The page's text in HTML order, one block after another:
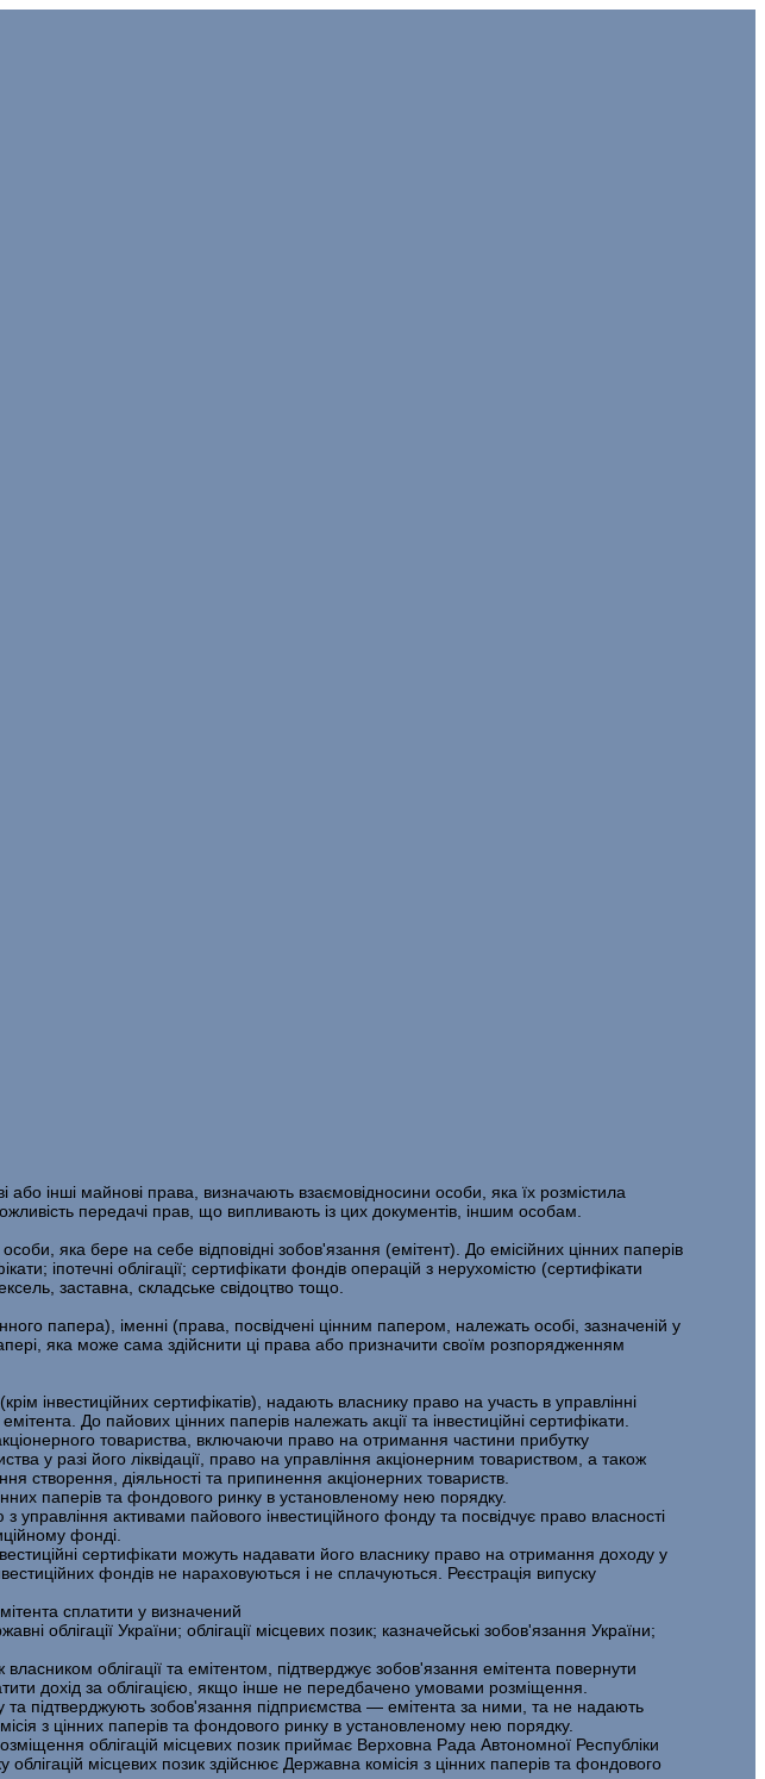
інші майнові права, визна­чають взаємовідносини особи, яка їх розмістила
передачі прав, що випливають із цих докумен­тів, іншим особам.
яка бере на себе відпо­відні зобов'язання (емітент). До емісійних цінних паперів
іпотечні облігації; сертифікати фондів операцій з нерухомістю (сертифікати
заставна, складське свідоцтво тощо.
папера), іменні (права, по­свідчені цінним папером, належать особі, зазначеній у
яка може сама здійснити ці права або призна­чити своїм розпорядженням
інвестиційних сертифі­катів), надають власнику право на участь в управлінні
До пайових цінних паперів належать акції та інвестиційні сертифікати.
товариства, вклю­чаючи право на отримання частини прибутку
у разі його ліквідації, право на управління акціонерним товариством, а також
створен­ня, діяльності та припинення акціонерних товариств.
паперів та фондового ринку в установленому нею порядку.
активами пайового інвестиційного фонду та посвідчує право власності
фонді.
сертифікати можуть надавати його власнику право на отримання доходу у
фондів не нараховуються і не спла­чуються. Реєстрація випуску
сплатити у визначений
облігації України; облігації місцевих позик; казначейські зобов'язання України;
облігації та емітен­том, підтверджує зобов'язання емітента повернути
дохід за облігацією, якщо інше не передбачено умовами розміщення.
та підтверджують зобов'язання підприємства — емітента за ними, та не надають
з цінних паперів та фондового ринку в уста­новленому нею порядку.
облігацій місцевих позик приймає Верховна Рада Автономної Республіки
місцевих позик здійснює Державна ко­місія з цінних паперів та фондового